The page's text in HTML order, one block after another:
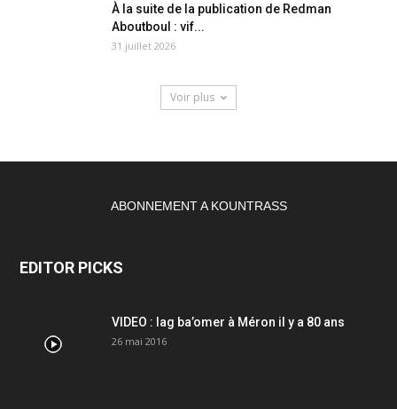
À la suite de la publication de Redman
Aboutboul : vif...
31 juillet 2026
Voir plus
ABONNEMENT A KOUNTRASS
EDITOR PICKS
VIDEO : lag ba’omer à Méron il y a 80 ans
26 mai 2016